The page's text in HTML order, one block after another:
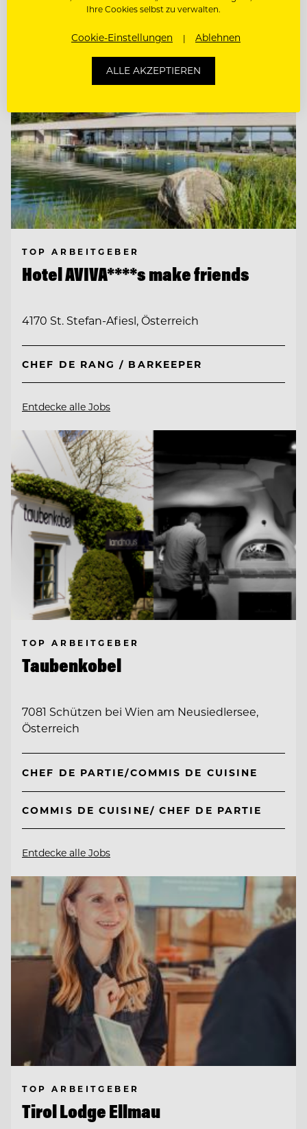
Entdecke alle Jobs
TOP ARBEITGEBER
Hotel AVIVA****s make friends
4170 St. Stefan-Afiesl, Österreich
CHEF DE RANG / BARKEEPER
Entdecke alle Jobs
TOP ARBEITGEBER
Taubenkobel
7081 Schützen bei Wien am Neusiedlersee,
Österreich
CHEF DE PARTIE/COMMIS DE CUISINE
COMMIS DE CUISINE/ CHEF DE PARTIE
Entdecke alle Jobs
TOP ARBEITGEBER
Tirol Lodge Ellmau
Ihre Cookies selbst zu verwalten.
Cookie-Einstellungen Ablehnen
ALLE AKZEPTIEREN